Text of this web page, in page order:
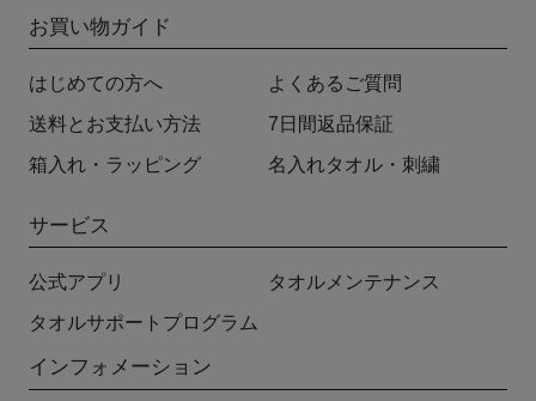
お買い物ガイド
はじめての方へ よくあるご質問
送料とお支払い方法 7日間返品保証
箱入れ・ラッピング 名入れタオル・刺繍
サービス
公式アプリ タオルメンテナンス
タオルサポートプログラム
インフォメーション